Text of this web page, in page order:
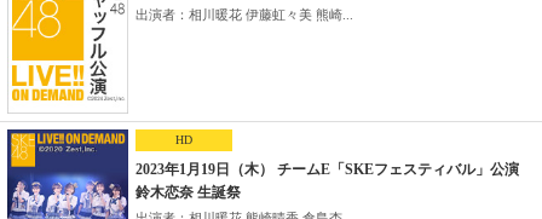
出演者：相川暖花 伊藤虹々美 熊崎...
HD
2023年1月19日（木） チームE「SKEフェスティバル」公演
鈴木恋奈 生誕祭